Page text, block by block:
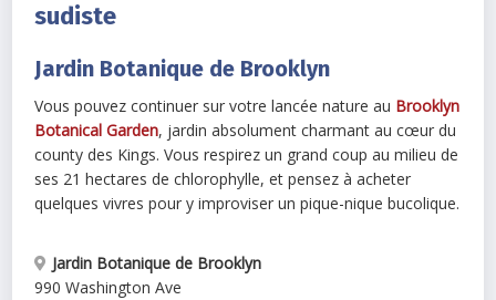
sudiste
Jardin Botanique de Brooklyn
Vous pouvez continuer sur votre lancée nature au Brooklyn
Botanical Garden, jardin absolument charmant au cœur du
county des Kings. Vous respirez un grand coup au milieu de
ses 21 hectares de chlorophylle, et pensez à acheter
quelques vivres pour y improviser un pique-nique bucolique.
Jardin Botanique de Brooklyn
990 Washington Ave